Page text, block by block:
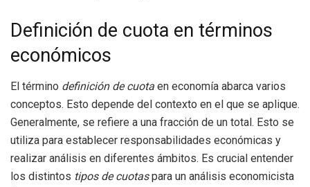
Definición de cuota en términos
económicos
El término definición de cuota en economía abarca varios
conceptos. Esto depende del contexto en el que se aplique.
Generalmente, se refiere a una fracción de un total. Esto se
utiliza para establecer responsabilidades económicas y
realizar análisis en diferentes ámbitos. Es crucial entender
los distintos tipos de cuotaspara un análisis economicista